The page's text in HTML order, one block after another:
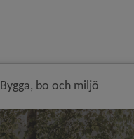
Bygga, bo och miljö